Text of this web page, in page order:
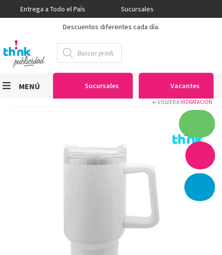
Entrega a Todo el País
Sucursales
Descuentos diferentes cada día.
Búsqueda
de
productos
Sucursales Vacantes
MENÚ
Serigrafía
Gran Formato
Seguridad
Artículos Varios
VOLVER A HIDRATACIÓN